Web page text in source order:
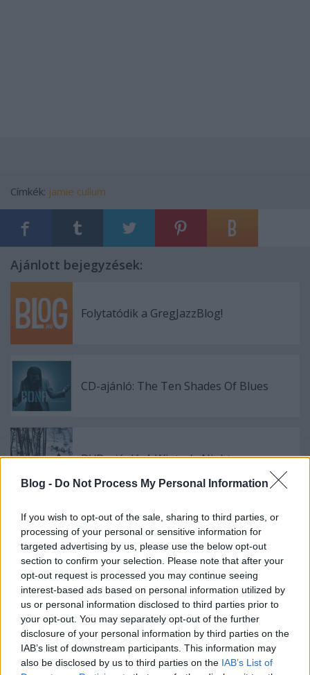
Blog - Do Not Process My Personal Information
If you wish to opt-out of the sale, sharing to third parties, or
processing of your personal or sensitive information for
targeted advertising by us, please use the below opt-out
section to confirm your selection. Please note that after your
opt-out request is processed you may continue seeing
interest-based ads based on personal information utilized by
us or personal information disclosed to third parties prior to
your opt-out. You may separately opt-out of the further
disclosure of your personal information by third parties on the
IAB’s list of downstream participants. This information may
also be disclosed by us to third parties on the IAB’s List of
Címkék: jamie cullum
Ajánlott bejegyzések:
Folytatódik a GregJazzBlog!
CD-ajánló: The Ten Shades Of Blues
DVD-ajánló: A Winter's Night...
A szavazás győztese: Szabó Gábor
Interjú: Dominic Millerrel